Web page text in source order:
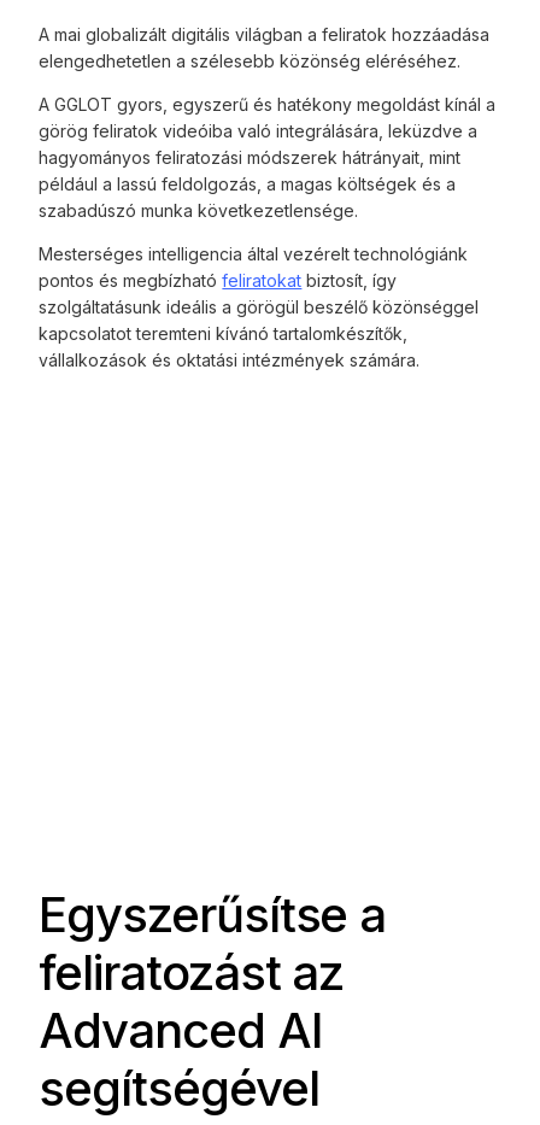
A mai globalizált digitális világban a feliratok hozzáadása
elengedhetetlen a szélesebb közönség eléréséhez.
A GGLOT gyors, egyszerű és hatékony megoldást kínál a
görög feliratok videóiba való integrálására, leküzdve a
hagyományos feliratozási módszerek hátrányait, mint
például a lassú feldolgozás, a magas költségek és a
szabadúszó munka következetlensége.
Mesterséges intelligencia által vezérelt technológiánk
pontos és megbízhatófeliratokat biztosít, így
szolgáltatásunk ideális a görögül beszélő közönséggel
kapcsolatot teremteni kívánó tartalomkészítők,
vállalkozások és oktatási intézmények számára.
Egyszerűsítse a
feliratozást az
Advanced AI
segítségével